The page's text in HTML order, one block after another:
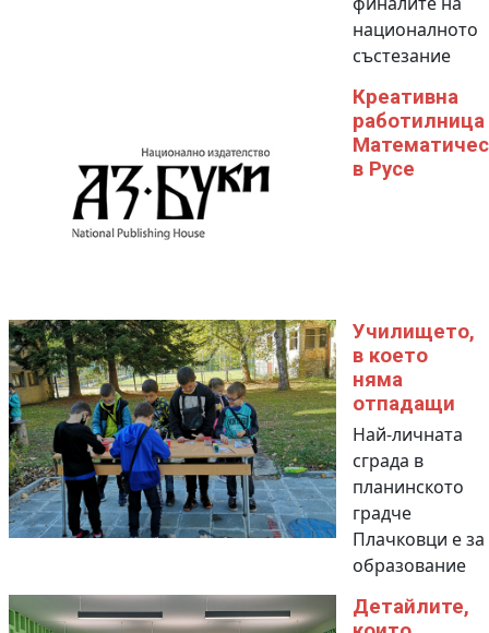
националното
състезание
Креативна
работилница
в Русе
Училището,
в което
няма
отпадащи
Най-личната
сграда в
планинското
градче
Плачковци е за
образование
Детайлите,